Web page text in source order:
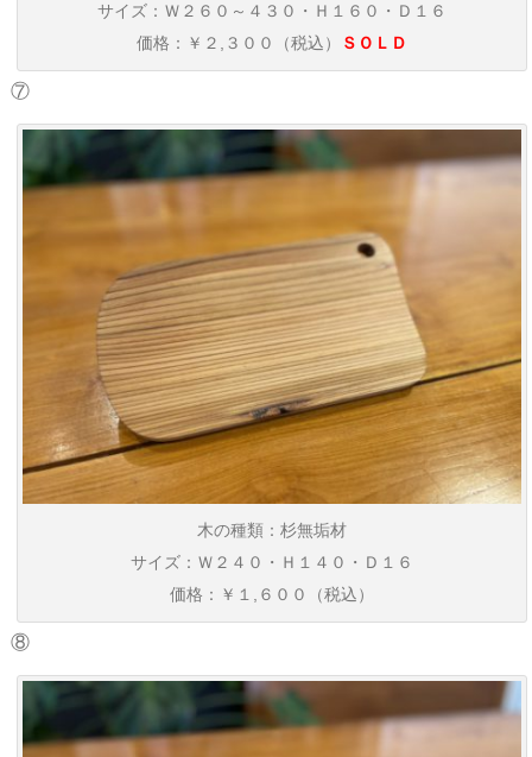
サイズ：Ｗ２６０～４３０・Ｈ１６０・Ｄ１６
価格：￥２,３００（税込）
ＳＯＬＤ
⑦
木の種類：杉無垢材
サイズ：Ｗ２４０・Ｈ１４０・Ｄ１６
価格：￥１,６００（税込）
⑧